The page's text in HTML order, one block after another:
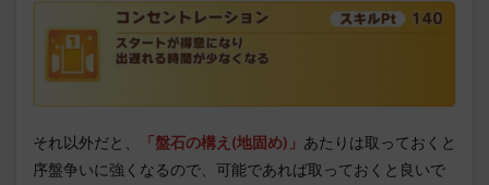
それ以外だと、 「盤石の構え(地固め)」 あたりは取っておくと
序盤争いに強くなるので、可能であれば取っておくと良いで